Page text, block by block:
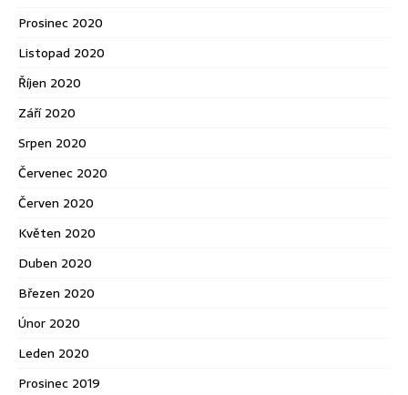
Prosinec 2020
Listopad 2020
Říjen 2020
Září 2020
Srpen 2020
Červenec 2020
Červen 2020
Květen 2020
Duben 2020
Březen 2020
Únor 2020
Leden 2020
Prosinec 2019